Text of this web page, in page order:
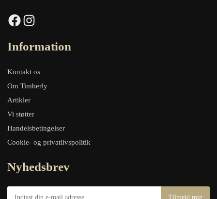
Facebook Instagram
Information
Kontakt os
Om Timberly
Artikler
Vi støtter
Handelsbetingelser
Cookie- og privatlivspolitik
Nyhedsbrev